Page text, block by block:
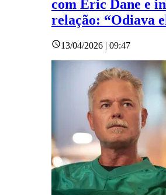
com Eric Dane e
relação: “Odiava
13/04/2026 | 09:47